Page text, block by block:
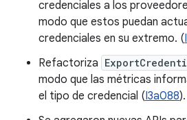
credenciales a los
modo que estos puedan
credenciales en su extremo. (
Refactoriza
modo que las métricas
el tipo de credencial (I3a088).